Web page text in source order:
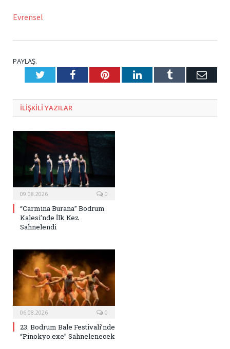
Evrensel
PAYLAŞ.
TwitterFacebookPinterestLinkedInTumblr E-
ILIŞKILI YAZILAR
09.08.2026 0
“Carmina Burana” Bodrum
Kalesi’nde İlk Kez
Sahnelendi
06.08.2026 0
23. Bodrum Bale Festivali’nde
“Pinokyo.exe” Sahnelenecek